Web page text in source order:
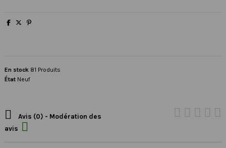
En stock 81 Produits
État Neuf

Avis (0) - Modération des
avis
